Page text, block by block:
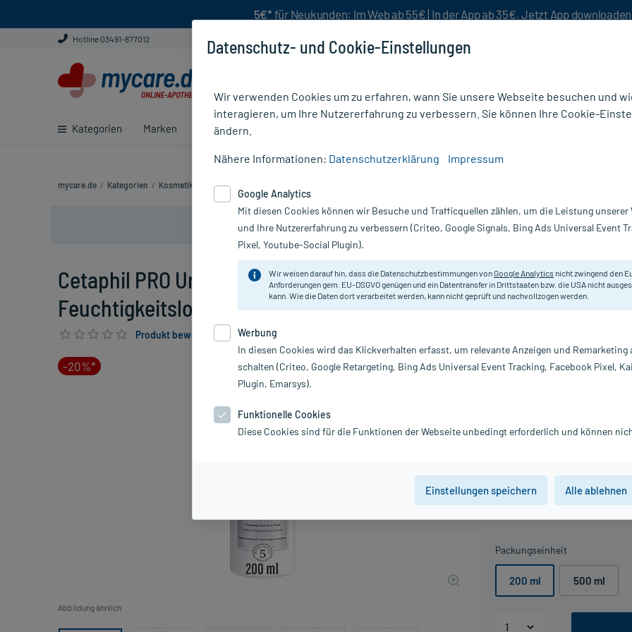
5€* für Neukunden: Im Web ab 55€ | In der App ab 35€. Jetzt App downloaden
Hotline 03491-877012
Kategorien Marken Ratgeber
mycare.de / Kategorien / Kosmetik Körperpflegeprodukte
Nur für kurze Zeit:Gratis-Versand* ab 19€ Mindestbestellwert!
Cetaphil PRO Urea 4% Aufbauende
Feuchtigkeitslotion, 200 ml
Produkt bewerten & PlusHerzen sichern
-20%*
Abbildung ähnlich
Jetzt ansehen
13,56 € UVP16,95 € 136
inkl. MwSt. zzgl. Versandkosten
Packungseinheit
200 ml 500 ml
Cetaphil
Aufbauende Feuchtigkeitslotion.
PZN:
Hersteller:
Datenschutz- und Cookie-Einstellungen
Wir verwenden Cookies um zu erfahren, wann Sie unsere Webseite besuchen und
interagieren, um Ihre Nutzererfahrung zu verbessern. Sie können Ihre Cookie-
ändern.
Nähere Informationen: Datenschutzerklärung Impressum
Google Analytics
Mit diesen Cookies können wir Besuche und Trafficquellen zählen, um die Leistung unserer
und Ihre Nutzererfahrung zu verbessern (Criteo, Google Signals, Bing Ads Universal Event
Pixel, Youtube-Social Plugin).
Wir weisen darauf hin, dass die Datenschutzbestimmungen vonGoogle Analytics nicht zwingend den
Anforderungen gem. EU-DSGVO genügen und ein Datentransfer in Drittstaaten bzw. die USA nicht
kann. Wie die Daten dort verarbeitet werden, kann nicht geprüft und nachvollzogen werden.
Werbung
In diesen Cookies wird das Klickverhalten erfasst, um relevante Anzeigen und Remarketing
schalten (Criteo, Google Retargeting, Bing Ads Universal Event Tracking, Facebook Pixel,
Plugin, Emarsys).
Funktionelle Cookies
Diese Cookies sind für die Funktionen der Webseite unbedingt erforderlich und können
Einstellungen speichern Alle ablehnen